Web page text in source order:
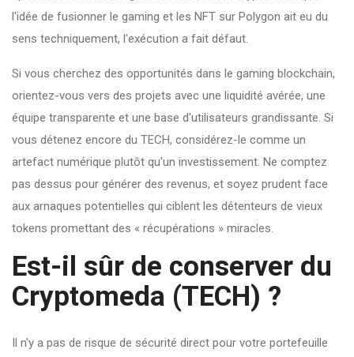
l'idée de fusionner le gaming et les NFT sur Polygon ait eu du
sens techniquement, l'exécution a fait défaut.
Si vous cherchez des opportunités dans le gaming blockchain,
orientez-vous vers des projets avec une liquidité avérée, une
équipe transparente et une base d'utilisateurs grandissante. Si
vous détenez encore du TECH, considérez-le comme un
artefact numérique plutôt qu'un investissement. Ne comptez
pas dessus pour générer des revenus, et soyez prudent face
aux arnaques potentielles qui ciblent les détenteurs de vieux
tokens promettant des « récupérations » miracles.
Est-il sûr de conserver du
Cryptomeda (TECH) ?
Il n'y a pas de risque de sécurité direct pour votre portefeuille